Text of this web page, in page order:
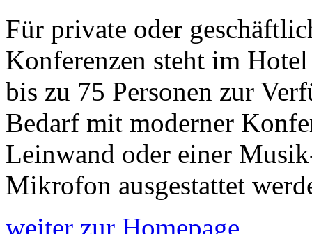
Für private oder
Konferenzen steht im
bis zu 75 Personen zur
Bedarf mit moderner
Leinwand oder einer
Mikrofon ausgestattet
weiter zur Homepage